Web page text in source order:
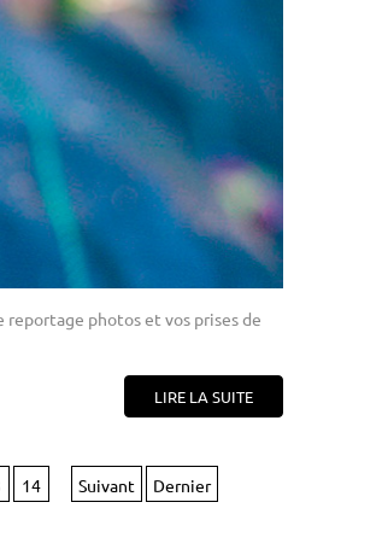
reportage photos et vos prises de
LIRE LA SUITE
14 Suivant Dernier